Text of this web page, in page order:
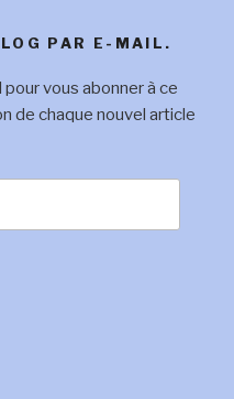
PAR E-MAIL.
vous abonner à ce
de chaque nouvel article